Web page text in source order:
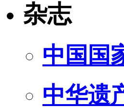
杂志
中国国
中华遗